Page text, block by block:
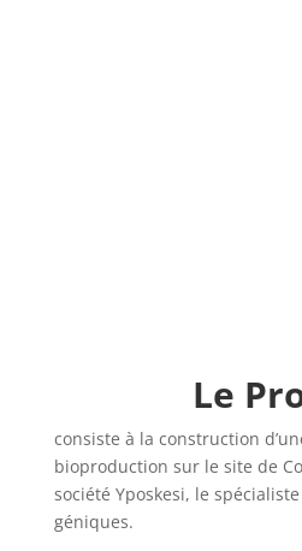
Le
consiste à la construction
bioproduction sur le site de
société Yposkesi, le
géniques.